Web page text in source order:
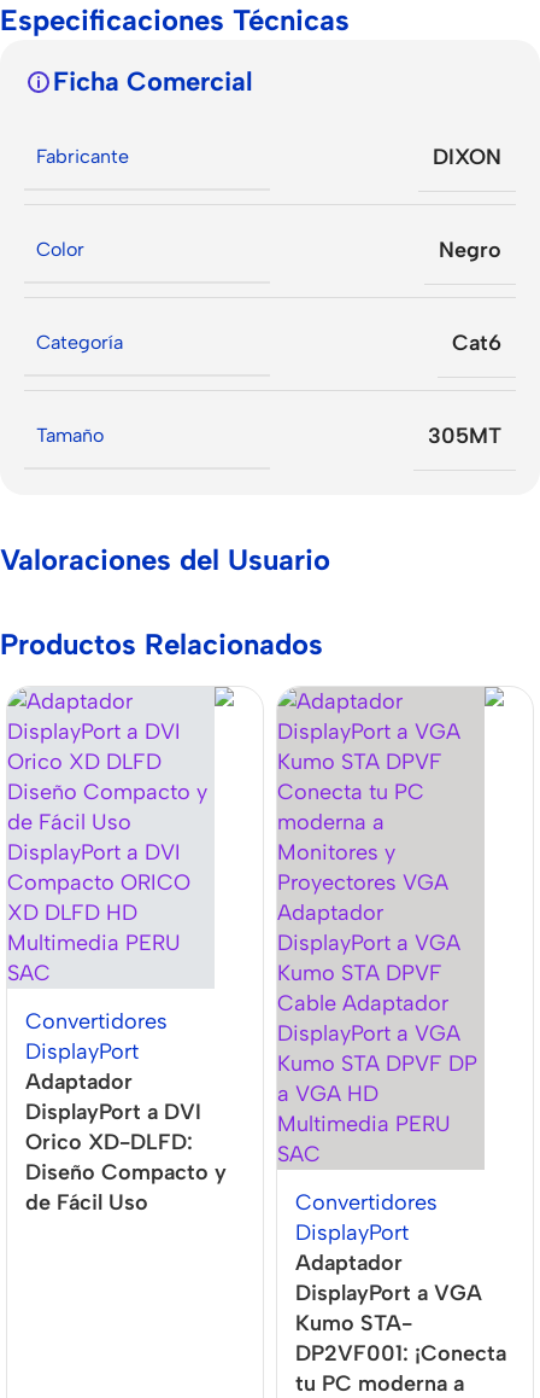
Especificaciones Técnicas
Ficha Comercial
Fabricante DIXON
Color Negro
Categoría Cat6
Tamaño 305MT
Valoraciones del Usuario
Productos Relacionados
Convertidores
DisplayPort
Adaptador
DisplayPort a DVI
Orico XD-DLFD:
Diseño Compacto y
de Fácil Uso
Convertidores
DisplayPort
Adaptador
DisplayPort a VGA
Kumo STA-
DP2VF001: ¡Conecta
tu PC moderna a